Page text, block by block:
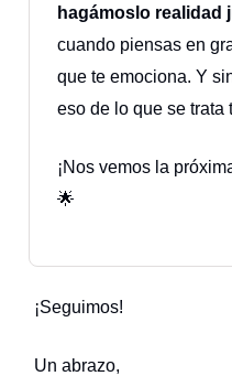
hagámoslo realidad
cuando piensas en
que te emociona. Y
eso de lo que se trata
¡Nos vemos la
🌟
¡Seguimos!
Un abrazo,